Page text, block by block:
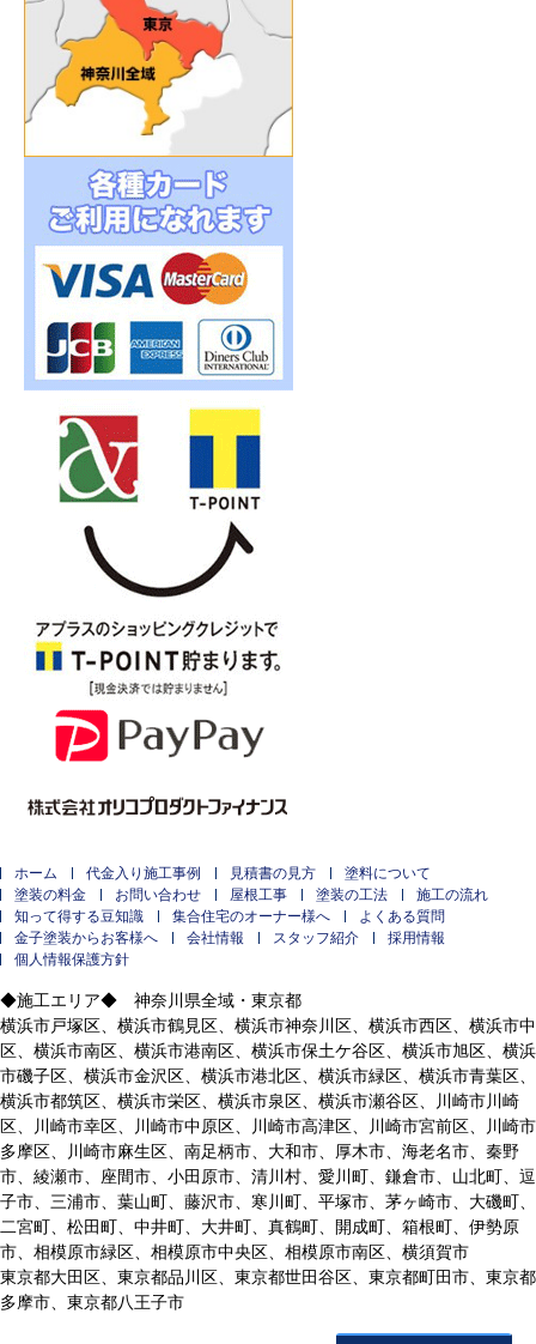
ホーム 代金入り施工事例 見積書の見方
塗料について
塗装の料金
お問い合わせ 屋根工事 塗装の工法
施工の流れ
知って得する豆知識
集合住宅のオーナー様へ
よくある質問
金子塗装からお客様へ
会社情報 スタッフ紹介
採用情報
個人情報保護方針
◆施工エリア◆ 神奈川県全域・東京都
横浜市戸塚区、横浜市鶴見区、横浜市神奈川区、横浜市西区、横浜市中
区、横浜市南区、横浜市港南区、横浜市保土ケ谷区、横浜市旭区、横浜
市磯子区、横浜市金沢区、横浜市港北区、横浜市緑区、横浜市青葉区、
横浜市都筑区、横浜市栄区、横浜市泉区、横浜市瀬谷区、川崎市川崎
区、川崎市幸区、川崎市中原区、川崎市高津区、川崎市宮前区、川崎市
多摩区、川崎市麻生区、南足柄市、大和市、厚木市、海老名市、秦野
市、綾瀬市、座間市、小田原市、清川村、愛川町、鎌倉市、山北町、逗
子市、三浦市、葉山町、藤沢市、寒川町、平塚市、茅ヶ崎市、大磯町、
二宮町、松田町、中井町、大井町、真鶴町、開成町、箱根町、伊勢原
市、相模原市緑区、相模原市中央区、相模原市南区、横須賀市
東京都大田区、東京都品川区、東京都世田谷区、東京都町田市、東京都
多摩市、東京都八王子市